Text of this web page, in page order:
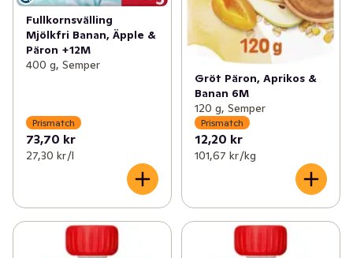
Fullkornsvälling
Mjölkfri Banan, Äpple &
Päron +12M
400 g, Semper
Prismatch
73,70 kr
27,30 kr /l
Gröt Päron, Aprikos &
Banan 6M
120 g, Semper
Prismatch
12,20 kr
101,67 kr /kg